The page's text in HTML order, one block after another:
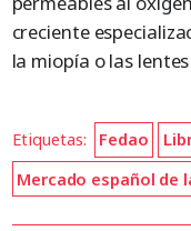
creciente
la miopía o las
Etiquetas: Fedao
Mercado español de